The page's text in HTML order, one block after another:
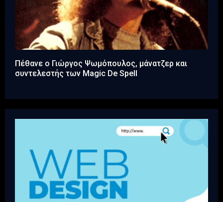
Πέθανε ο Γιώργος Ψωμόπουλος, μάνατζερ και
συντελεστής των Magic De Spell